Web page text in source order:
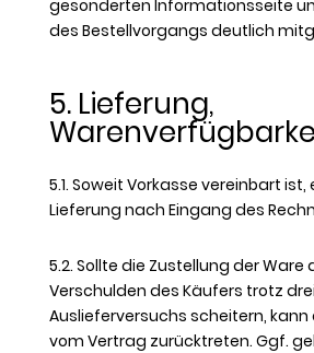
gesonderten Informationsseite
des Bestellvorgangs deutlich
5. Lieferung,
5.1. Soweit Vorkasse vereinbart
Lieferung nach Eingang des
5.2. Sollte die Zustellung der Ware
Verschulden des Käufers trotz
Auslieferversuchs scheitern, kann
vom Vertrag zurücktreten. Ggf.